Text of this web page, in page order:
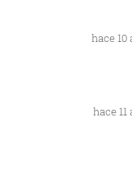
hace 10
hace 11